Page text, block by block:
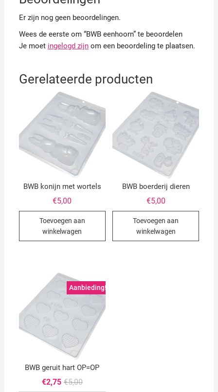
Er zijn nog geen beoordelingen.
Wees de eerste om “BWB eenhoorn” te beoordelen
Je moet ingelogd zijnom een beoordeling te plaatsen.
Gerelateerde producten
BWB konijn met wortels
€5,00
Toevoegen aan
winkelwagen
BWB boerderij dieren
€5,00
Toevoegen aan
winkelwagen
Aanbieding!
BWB geruit hart OP=OP
€5,00Oorspronkelijke
€2,75
Huidige